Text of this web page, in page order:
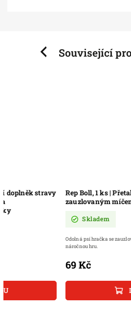
Související
Previous
Rep Boll, 1 ks | Přetahovadlo z lana
zauzlovaným míčem
DO KOŠÍKU
Odolná psí hračka se zauzlovaným lanem, která